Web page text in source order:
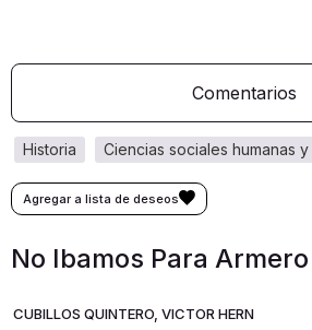
Comentarios
ciencias sociales humanas
historia
No Ibamos Para Armero
CUBILLOS QUINTERO, VICTOR HERN